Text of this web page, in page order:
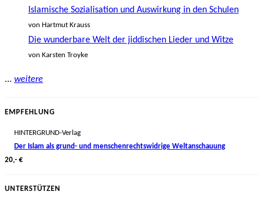
Islamische Sozialisation und Auswirkung in den Schulen
von Hartmut Krauss
Die wunderbare Welt der jiddischen Lieder und Witze
von Karsten Troyke
... weitere
EMPFEHLUNG
HINTERGRUND-Verlag
Der Islam als grund- und menschenrechtswidrige Weltanschauung
20,- €
UNTERSTÜTZEN